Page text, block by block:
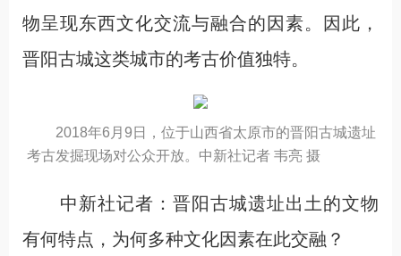
物呈现东西文化交流与融合的因素。因此，
晋阳古城这类城市的考古价值独特。
2018年6月9日，位于山西省太原市的晋阳古城遗址
考古发掘现场对公众开放。中新社记者 韦亮 摄
中新社记者：晋阳古城遗址出土的文物
有何特点，为何多种文化因素在此交融？